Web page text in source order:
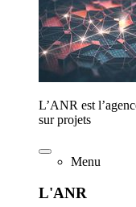
L’ANR est
sur projets
Menu
L'ANR